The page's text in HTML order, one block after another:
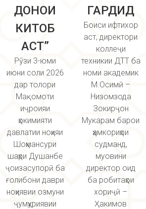
ДОНОИ
КИТОБ
АСТ”
Рӯзи 3-юми
июни соли 2026
дар толори
Мақомоти
иҷроияи
ҳокимияти
давлатии ноҳияи
Шоҳмансури
шаҳри Душанбе
ҷоизасупорӣ ба
ғолибони даври
ноҳиявии озмуни
ҷумҳуриявии
ГАРДИД
Боиси ифтихор
аст, директори
коллеҷи
техникии ДТТ ба
номи академик
М.Осимӣ –
Низомзода
Зокирҷон
Мукарам барои
ҳамкориҳои
судманд,
муовини
директор оид
ба робитаҳои
хориҷӣ –
Ҳакимов